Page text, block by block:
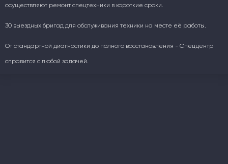
осуществляют ремонт спецтехники в короткие сроки.
30 выездных бригад для обслуживания техники на месте её работы.
От стандартной диагностики до полного восстановления - Спеццентр
справится с любой задачей.